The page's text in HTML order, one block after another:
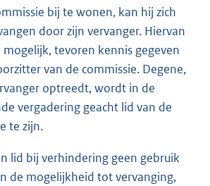
bij te wonen, kan hij zich
door zijn vervanger. Hiervan
tevoren kennis gegeven
van de commissie. Degene,
optreedt, wordt in de
vergadering geacht lid van de
te zijn.
lid bij verhindering geen gebruik
de mogelijkheid tot vervanging,